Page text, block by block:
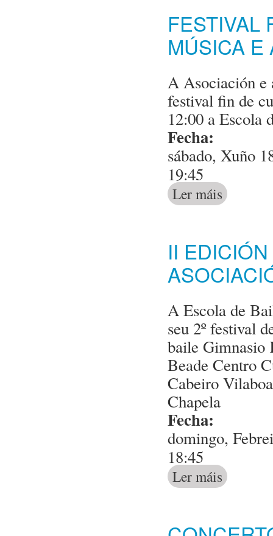
FESTIVAL
MÚSICA E
A Asociación e
festival fin de
12:00 a Escola
Fecha:
sábado, Xuño
19:45
Ler máis acerca de
II
A Escola de
seu 2º festival
baile Gimnasio
Beade Centro
Cabeiro
Chapela
Fecha:
domingo,
18:45
Ler máis acerca de II